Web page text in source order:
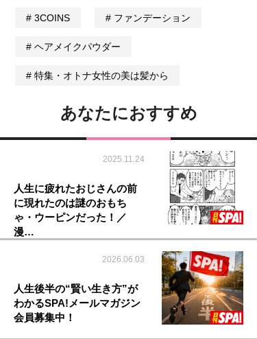
3COINS ファンデーション
ヘアメイクパウダー
特集・オトナ女性の美は髪から
あなたにおすすめ
2025.11.24
人生に疲れたおじさんの前
に現れたのは謎のおもち
ゃ・ウーピンだった！／
漫…
2026.06.03
人生後半の“賢い生き方”が
わかるSPA!メールマガジン
会員募集中！